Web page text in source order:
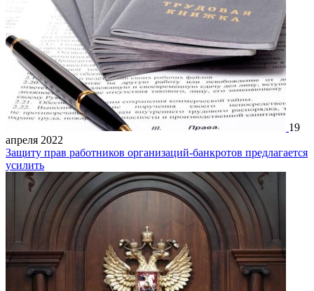
19
апреля 2022
Защиту прав работников организаций-банкротов предлагается
усилить